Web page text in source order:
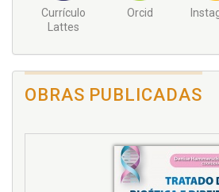
Currículo
Lattes
Orcid
OBRAS PUBLICADAS